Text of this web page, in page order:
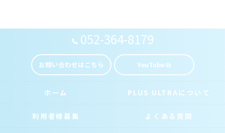
052-364-8179
お問い合わせはこちら YouTube
ホーム PLUS ULTRAについて
利用者様募集 よくある質問